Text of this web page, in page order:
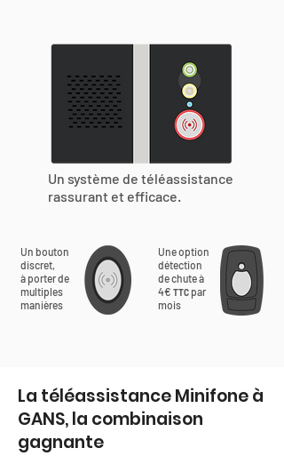
Un système de téléassistance
rassurant et efficace.
Un bouton
discret,
à porter de
multiples
manières
Une option
détection
de chute à
4€ TTC par
mois
La téléassistance Minifone à
GANS, la combinaison
gagnante